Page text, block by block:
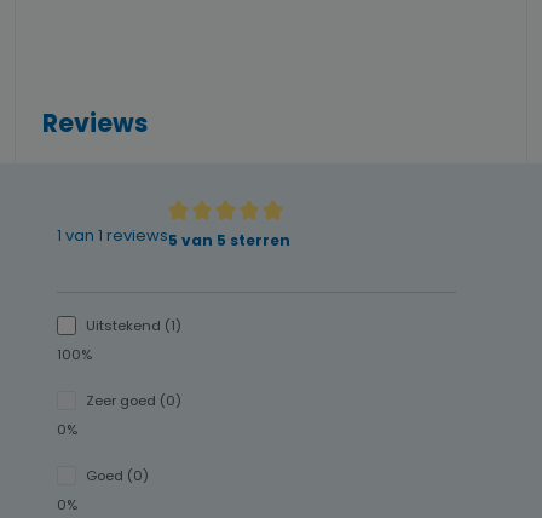
Reviews
1 van 1 reviewsGemiddelde waardering van 5 van 5 sterren
5 van 5 sterren
Uitstekend (1)
100%
Zeer goed (0)
0%
Goed (0)
0%